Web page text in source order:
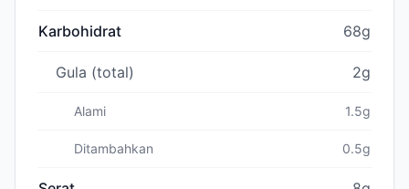
Karbohidrat 68g
Gula (total) 2g
Alami 1.5g
Ditambahkan 0.5g